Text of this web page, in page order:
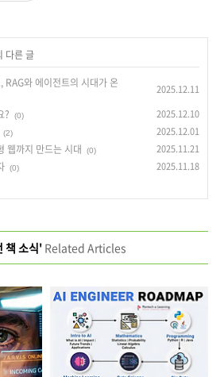
다른 글
와 에이전트의 시대가 온
2025.12.11
? (0) 2025.12.10
(2) 2025.12.01
웹까지 만드는 시대 (0) 2025.11.21
(0) 2025.11.18
책 소식'Related Articles